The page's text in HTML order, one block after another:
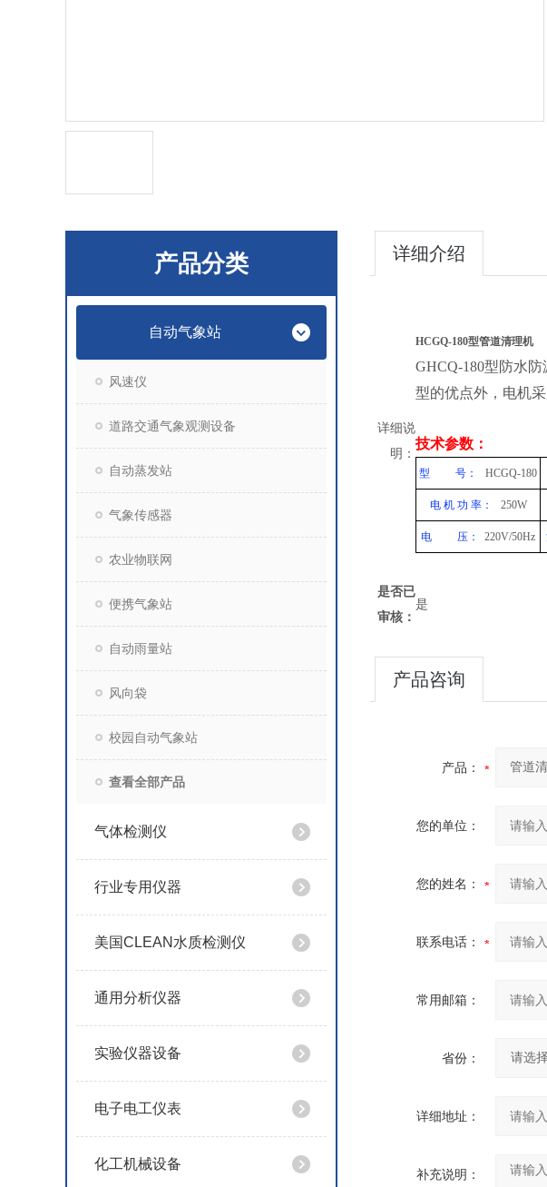
产品分类
自动气象站
风速仪
道路交通气象观测设备
自动蒸发站
气象传感器
农业物联网
便携气象站
自动雨量站
风向袋
校园自动气象站
查看全部产品
气体检测仪
行业专用仪器
美国CLEAN水质检测仪
通用分析仪器
实验仪器设备
电子电工仪表
化工机械设备
详细介绍
详细说
明：
HCGQ-180型管道清理机
GHCQ-180型防水防
型的优点外，电机
技术参数：
型 号： HCGQ-180
电 机 功 率： 250W
电 压： 220V/50Hz
是否已
审核：
是
产品咨询
产品：
您的单位：
您的姓名：
联系电话：
常用邮箱：
省份：
详细地址：
补充说明：